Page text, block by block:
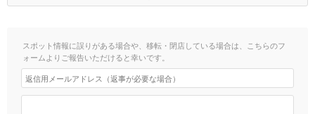
スポット情報に誤りがある場合や、移転・閉店している場合は、こちらのフ
ォームよりご報告いただけると幸いです。